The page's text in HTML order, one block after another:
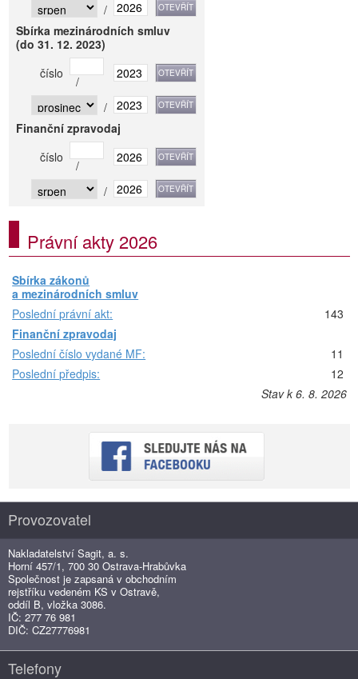
/
Sbírka mezinárodních smluv
(do 31. 12. 2023)
číslo
/
/
Finanční zpravodaj
číslo
/
/
Právní akty 2026
Sbírka zákonů
a mezinárodních smluv
Poslední právní akt:
143
Finanční zpravodaj
Poslední číslo vydané MF:
11
Poslední předpis:
12
Stav k 6. 8. 2026
Provozovatel
Nakladatelství Sagit, a. s.
Horní 457/1, 700 30 Ostrava-Hrabůvka
Společnost je zapsaná v obchodním
rejstříku vedeném KS v Ostravě,
oddíl B, vložka 3086.
IČ: 277 76 981
DIČ: CZ27776981
Telefony